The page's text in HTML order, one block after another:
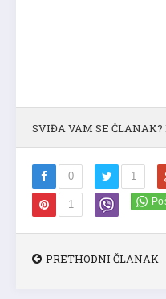
SVIĐA VAM SE ČLANAK?
0 1
1
PRETHODNI ČLANAK